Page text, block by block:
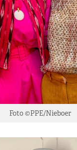
Foto ©PPE/Nieboer